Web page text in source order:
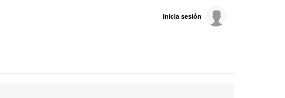
Inicia sesión